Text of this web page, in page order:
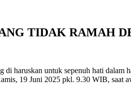
TIDAK RAMAH
haruskan untuk sepenuh hati dalam
19 Juni 2025 pkl. 9.30 WIB, saat